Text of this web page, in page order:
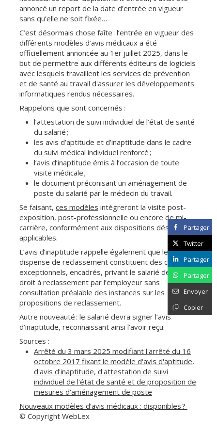
annoncé un report de la date d’entrée en vigueur
sans qu’elle ne soit fixée…
C’est désormais chose faîte : l’entrée en vigueur des
différents modèles d’avis médicaux a été
officiellement annoncée au 1er juillet 2025, dans le
but de permettre aux différents éditeurs de logiciels
avec lesquels travaillent les services de prévention
et de santé au travail d'assurer les développements
informatiques rendus nécessaires.
Rappelons que sont concernés :
l’attestation de suivi individuel de l’état de santé
du salarié ;
les avis d’aptitude et d’inaptitude dans le cadre
du suivi médical individuel renforcé ;
l’avis d’inaptitude émis à l’occasion de toute
visite médicale ;
le document préconisant un aménagement de
poste du salarié par le médecin du travail.
Se faisant, ces modèles intègreront la visite post-
exposition, post-professionnelle ou encore de mi-
carrière, conformément aux dispositions désormais
applicables.
L’avis d’inaptitude rappelle également que les cas de
dispense de reclassement constituent des cas
exceptionnels, encadrés, privant le salarié de son
droit à reclassement par l’employeur sans
consultation préalable des instances sur les
propositions de reclassement.
Autre nouveauté : le salarié devra signer l’avis
d’inaptitude, reconnaissant ainsi l’avoir reçu.
Sources :
Arrêté du 3 mars 2025 modifiant l'arrêté du 16
octobre 2017 fixant le modèle d'avis d'aptitude,
d'avis d'inaptitude, d'attestation de suivi
individuel de l'état de santé et de proposition de
mesures d'aménagement de poste
Nouveaux modèles d’avis médicaux : disponibles ? -
© Copyright WebLex
Partager
Twitter
Partager
Partager
Envoyer
Copier